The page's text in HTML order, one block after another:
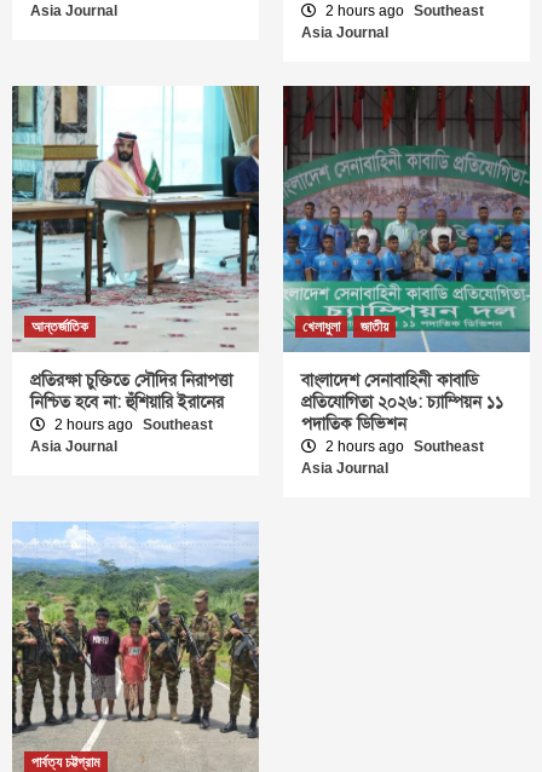
Asia Journal
2 hours ago Southeast
Asia Journal
আন্তর্জাতিক
প্রতিরক্ষা চুক্তিতে সৌদির নিরাপত্তা
নিশ্চিত হবে না: হুঁশিয়ারি ইরানের
2 hours ago Southeast
Asia Journal
খেলাধুলা জাতীয়
বাংলাদেশ সেনাবাহিনী কাবাডি
প্রতিযোগিতা ২০২৬: চ্যাম্পিয়ন ১১
পদাতিক ডিভিশন
2 hours ago Southeast
Asia Journal
পার্বত্য চট্টগ্রাম